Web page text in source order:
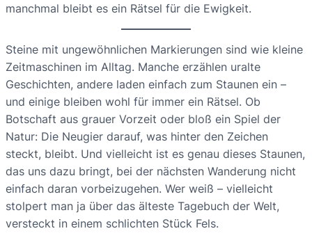
manchmal bleibt es ein Rätsel für die Ewigkeit.
Steine mit ungewöhnlichen Markierungen sind wie kleine
Zeitmaschinen im Alltag. Manche erzählen uralte
Geschichten, andere laden einfach zum Staunen ein –
und einige bleiben wohl für immer ein Rätsel. Ob
Botschaft aus grauer Vorzeit oder bloß ein Spiel der
Natur: Die Neugier darauf, was hinter den Zeichen
steckt, bleibt. Und vielleicht ist es genau dieses Staunen,
das uns dazu bringt, bei der nächsten Wanderung nicht
einfach daran vorbeizugehen. Wer weiß – vielleicht
stolpert man ja über das älteste Tagebuch der Welt,
versteckt in einem schlichten Stück Fels.